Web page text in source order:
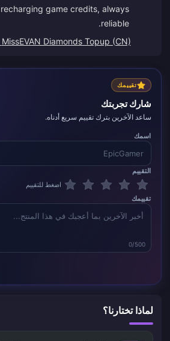
game credits, always
reliable.
MissEVAN Diamonds Topup (CN) جميع التقييمات
تقييمك
شارك تجربتك
ساعد الآخرين بترك تقييم سريع أدناه.
اسمك
التقييم
اضغط للتقييم
تقييمك
0/500
لماذا تختارنا؟